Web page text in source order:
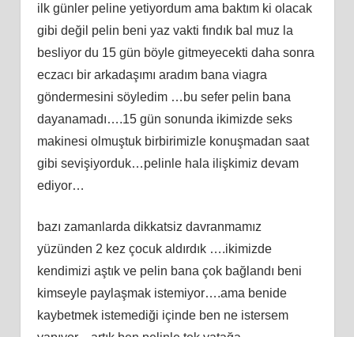
ilk günler peline yetiyordum ama baktım ki olacak
gibi değil pelin beni yaz vakti fındık bal muz la
besliyor du 15 gün böyle gitmeyecekti daha sonra
eczacı bir arkadaşımı aradım bana viagra
göndermesini söyledim …bu sefer pelin bana
dayanamadı….15 gün sonunda ikimizde seks
makinesi olmuştuk birbirimizle konuşmadan saat
gibi sevişiyorduk…pelinle hala ilişkimiz devam
ediyor…
bazı zamanlarda dikkatsiz davranmamız
yüzünden 2 kez çocuk aldırdık ….ikimizde
kendimizi aştık ve pelin bana çok bağlandı beni
kimseyle paylaşmak istemiyor….ama benide
kaybetmek istemediği içinde ben ne istersem